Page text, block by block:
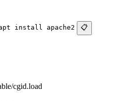
install apache2 📋
cgid.load